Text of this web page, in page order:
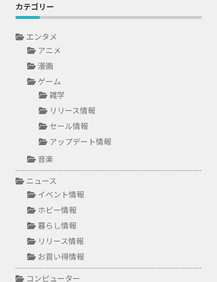
カテゴリー
エンタメ
アニメ
漫画
ゲーム
雑学
リリース情報
セール情報
アップデート情報
音楽
ニュース
イベント情報
ホビー情報
暮らし情報
リリース情報
お買い得情報
コンピューター